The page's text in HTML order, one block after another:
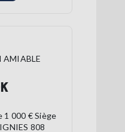
1 000 € Siège
808